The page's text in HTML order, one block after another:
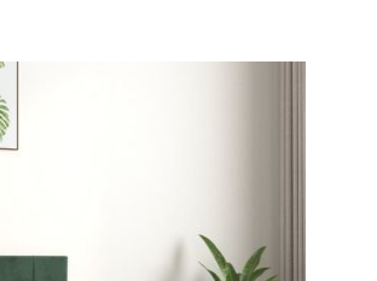
Тренажори за баланс